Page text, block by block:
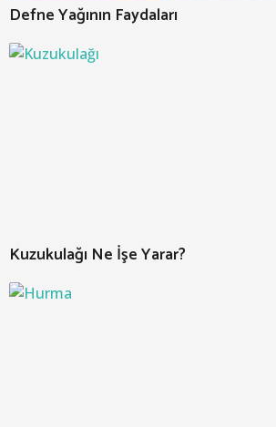
Defne Yağının Faydaları
Kuzukulağı Ne İşe Yarar?